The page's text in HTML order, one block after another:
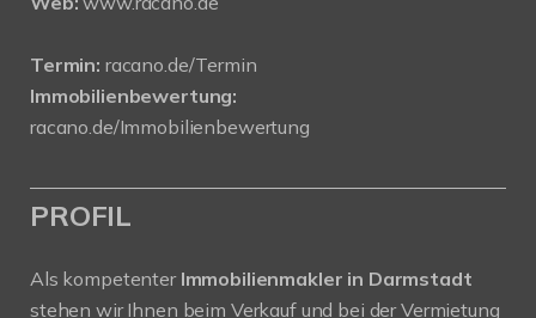
Termin: racano.de/Termin
Immobilienbewertung:
racano.de/Immobilienbewertung
PROFIL
Als kompetenter Immobilienmakler in Darmstadt
stehen wir Ihnen beim Verkauf und bei der Vermietung